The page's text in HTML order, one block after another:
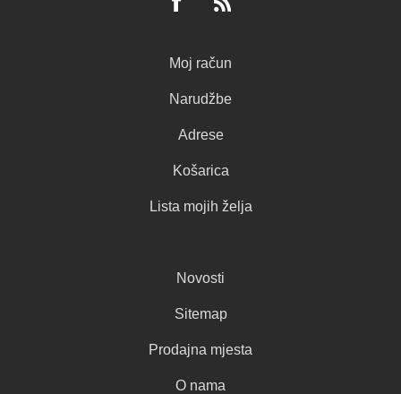
Moj račun
Narudžbe
Adrese
Košarica
Lista mojih želja
Novosti
Sitemap
Prodajna mjesta
O nama